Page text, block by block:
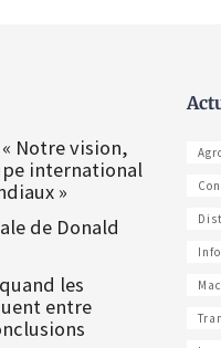
Notre vision,
international
»
de Donald
les
entre